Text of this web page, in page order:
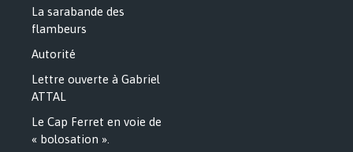
La sarabande des
flambeurs
Autorité
Lettre ouverte à Gabriel
ATTAL
Le Cap Ferret en voie de
« bolosation ».